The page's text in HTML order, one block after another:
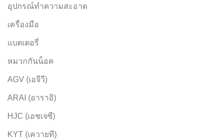
อุปกรณ์ทำความสะอาด
เครื่องมือ
แบตเตอรี่
หมวกกันน็อค
AGV (เอจีวี)
ARAI (อาราอิ)
HJC (เอชเจซี)
KYT (เควายที)